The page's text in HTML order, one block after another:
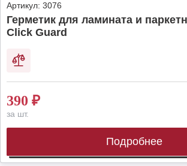
Артикул: 3076
Герметик для ламината и
Click Guard
390 ₽
за шт.
Подробнее